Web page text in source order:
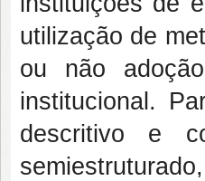
utilização de
ou não
institucional.
descritivo e